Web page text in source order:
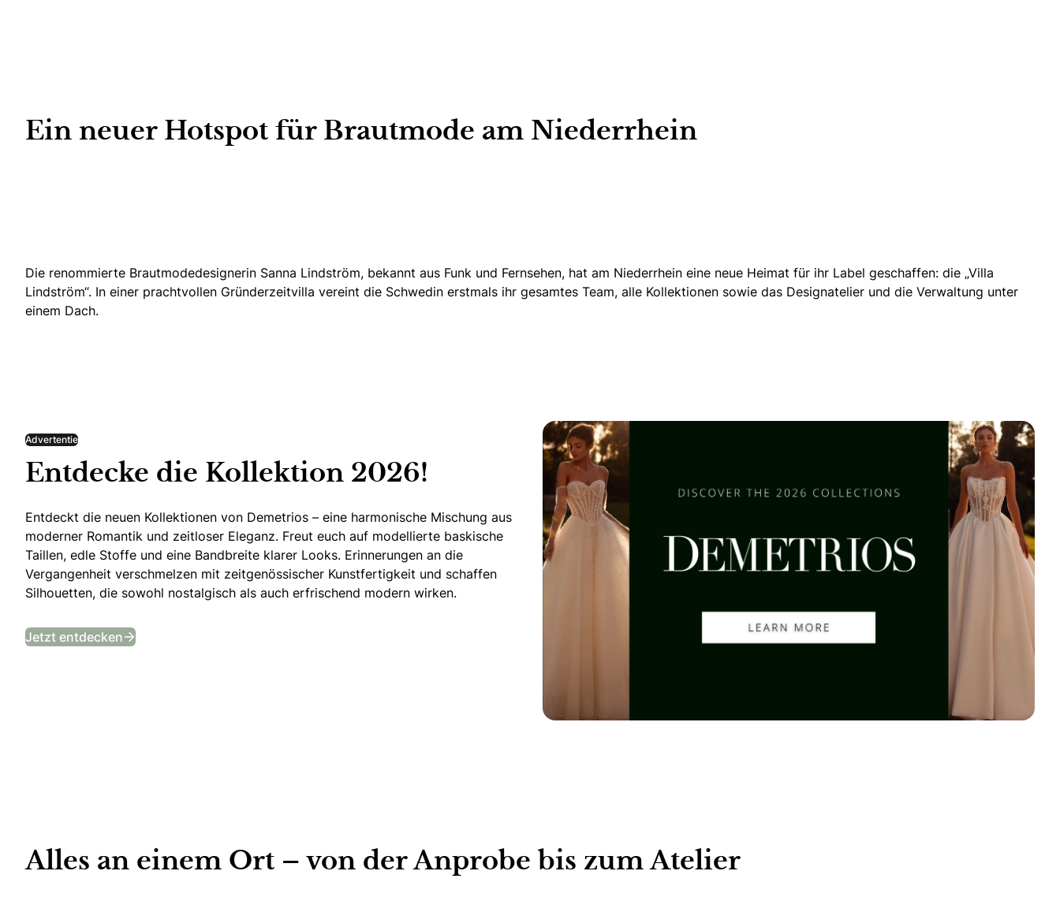
Ein neuer Hotspot für Brautmode am Niederrhein
Die renommierte Brautmodedesignerin Sanna Lindström, bekannt aus Funk und Fernsehen, hat am Niederrhein eine neue Heimat für ihr Label geschaffen: die „Villa
Lindström“. In einer prachtvollen Gründerzeitvilla vereint die Schwedin erstmals ihr gesamtes Team, alle Kollektionen sowie das Designatelier und die Verwaltung unter
einem Dach.
Advertentie
Entdecke die Kollektion 2026!
Entdeckt die neuen Kollektionen von Demetrios – eine harmonische Mischung aus
moderner Romantik und zeitloser Eleganz. Freut euch auf modellierte baskische
Taillen, edle Stoffe und eine Bandbreite klarer Looks. Erinnerungen an die
Vergangenheit verschmelzen mit zeitgenössischer Kunstfertigkeit und schaffen
Silhouetten, die sowohl nostalgisch als auch erfrischend modern wirken.
Jetzt entdecken
Alles an einem Ort – von der Anprobe bis zum Atelier